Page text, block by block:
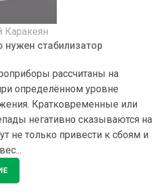
Каракеян
нужен стабилизатор
рассчитаны на
определённом уровне
Кратковременные или
негативно сказываются на
не только привести к сбоям и